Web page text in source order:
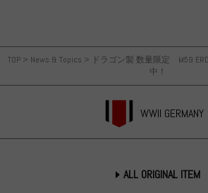
TOP > News & Topics > ドラゴン製 数量限定 M59
中！
WWII GERMANY
ALL ORIGINAL ITEM